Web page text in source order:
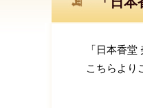
「日本香
こちらより